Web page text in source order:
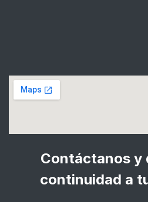
Contáctanos y
continuidad a